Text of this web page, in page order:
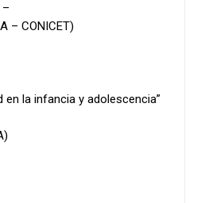
–
– CONICET)
en la infancia y adolescencia”